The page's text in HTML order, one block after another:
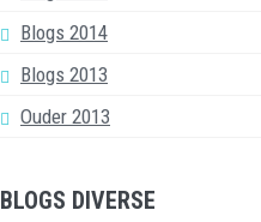
Blogs 2014
Blogs 2013
Ouder 2013
BLOGS DIVERSE